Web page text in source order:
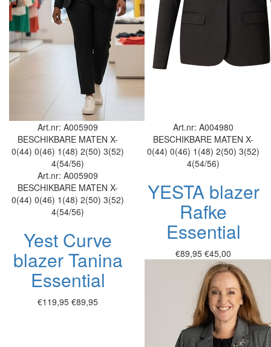
Art.nr: A005909
BESCHIKBARE MATEN X-
0(44) 0(46) 1(48) 2(50) 3(52)
4(54/56)
Art.nr: A005909
BESCHIKBARE MATEN X-
0(44) 0(46) 1(48) 2(50) 3(52)
4(54/56)
Yest Curve
blazer Tanina
Essential
€119,95 €89,95
Art.nr: A004980
BESCHIKBARE MATEN X-
0(44) 0(46) 1(48) 2(50) 3(52)
4(54/56)
YESTA blazer
Rafke
Essential
€89,95 €45,00